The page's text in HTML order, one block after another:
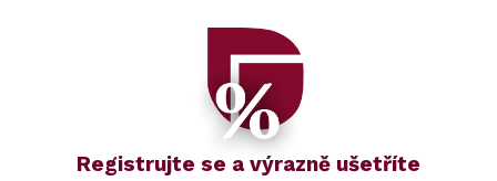
Registrujte se a výrazně ušetříte